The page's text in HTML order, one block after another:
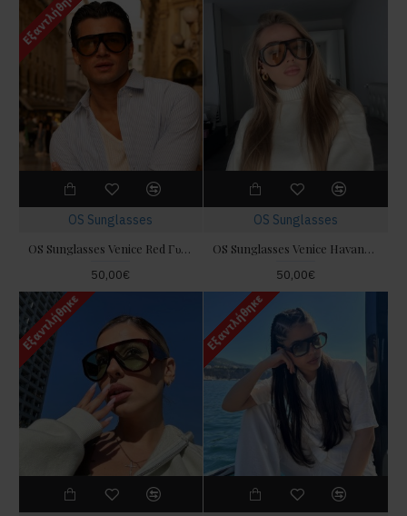
Εξαντλήθηκε
OS Sunglasses
OS Sunglasses Venice Red Γυαλιά Ηλίου
50,00€
OS Sunglasses
OS Sunglasses Venice Havana Yellow Γυαλιά Ηλίου
50,00€
Εξαντλήθηκε Εξαντλήθηκε